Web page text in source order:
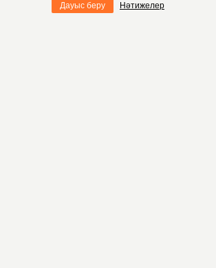
Дауыс беру Нәтижелер